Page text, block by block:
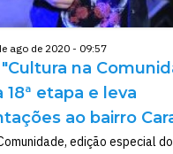
ago de 2020 - 09:57
na
18ª etapa e leva
ao bairro
edição especial